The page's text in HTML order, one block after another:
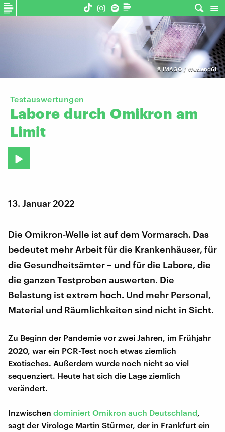
©IMAGO / Westend61
Testauswertungen
Labore durch Omikron am
Limit
13. Januar 2022
Die Omikron-Welle ist auf dem Vormarsch. Das
bedeutet mehr Arbeit für die Krankenhäuser, für
die Gesundheitsämter – und für die Labore, die
die ganzen Testproben auswerten. Die
Belastung ist extrem hoch. Und mehr Personal,
Material und Räumlichkeiten sind nicht in Sicht.
Zu Beginn der Pandemie vor zwei Jahren, im Frühjahr
2020, war ein PCR-Test noch etwas ziemlich
Exotisches. Außerdem wurde noch nicht so viel
sequenziert. Heute hat sich die Lage ziemlich
verändert.
Inzwischen dominiert Omikron auch Deutschland
sagt der Virologe Martin Stürmer, der in Frankfurt ein